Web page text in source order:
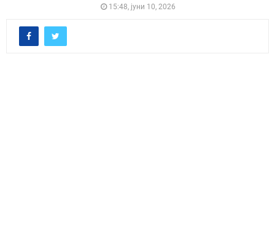
15:48, јуни 10, 2026